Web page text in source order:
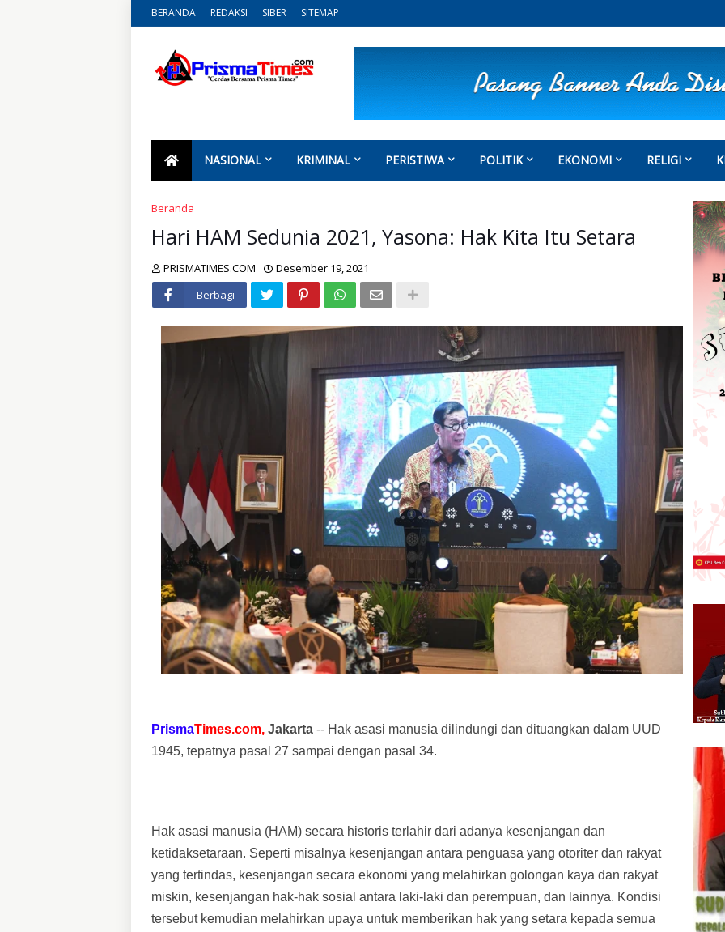
BERANDA REDAKSI SIBER SITEMAP
NASIONAL KRIMINAL PERISTIWA POLITIK EKONOMI RELIGI
Beranda
Hari HAM Sedunia 2021, Yasona: Hak Kita Itu Setara
PRISMATIMES.COM
Desember 19, 2021
Berbagi
PrismaTimes.com, Jakarta -- Hak asasi manusia dilindungi dan dituangkan dalam UUD
1945, tepatnya pasal 27 sampai dengan pasal 34.
Hak asasi manusia (HAM) secara historis terlahir dari adanya kesenjangan dan
ketidaksetaraan. Seperti misalnya kesenjangan antara penguasa yang otoriter dan rakyat
yang tertindas, kesenjangan secara ekonomi yang melahirkan golongan kaya dan rakyat
miskin, kesenjangan hak-hak sosial antara laki-laki dan perempuan, dan lainnya. Kondisi
tersebut kemudian melahirkan upaya untuk memberikan hak yang setara kepada semua